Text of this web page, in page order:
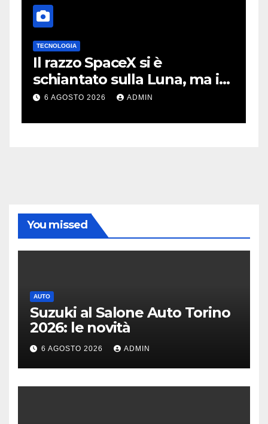
TECNOLOGIA
Il razzo SpaceX si è
schiantato sulla Luna, ma i
video virali erano quasi tutti
6 AGOSTO 2026 ADMIN
You missed
AUTO
Suzuki al Salone Auto Torino
2026: le novità
6 AGOSTO 2026 ADMIN